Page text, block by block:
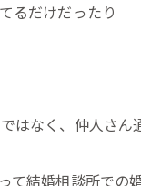
るだけだったり
はなく、仲人さ
て結婚相談所での